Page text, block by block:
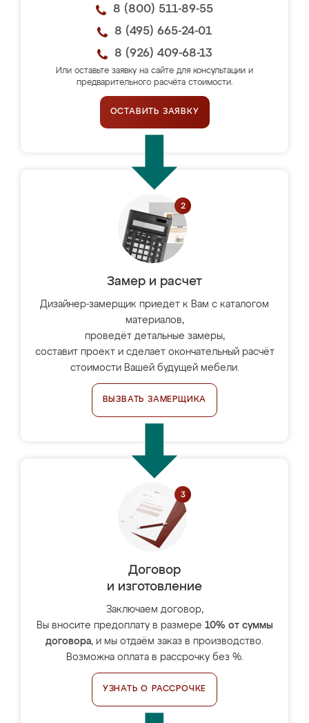
8 (800) 511-89-55
8 (495) 665-24-01
8 (926) 409-68-13
Или оставьте заявку на сайте для консультации и
предварительного расчёта стоимости.
ОСТАВИТЬ ЗАЯВКУ
Замер и расчет
Дизайнер-замерщик приедет к Вам с каталогом
материалов,
проведёт детальные замеры,
составит проект и сделает окончательный расчёт
стоимости Вашей будущей мебели.
ВЫЗВАТЬ ЗАМЕРЩИКА
Договор
и изготовление
Заключаем договор,
Вы вносите предоплату в размере 10% от суммы
договора, и мы отдаём заказ в производство.
Возможна оплата в рассрочку без %.
УЗНАТЬ О РАССРОЧКЕ